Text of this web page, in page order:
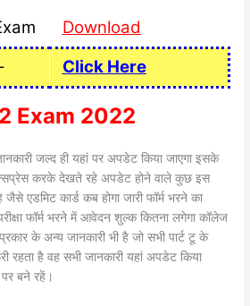
Download
Click Here
Exam 2022
जल्द ही यहां पर अपडेट किया जाएगा इसके
करके देखते रहे अपडेट होने वाले कुछ इस
एडमिट कार्ड कब होगा जारी फॉर्म भरने का
फॉर्म भरने में आवेदन शुल्क कितना लगेगा कॉलेज
के अन्य जानकारी भी है जो सभी पार्ट टू के
रहता है वह सभी जानकारी यहां अपडेट किया
बने रहें।